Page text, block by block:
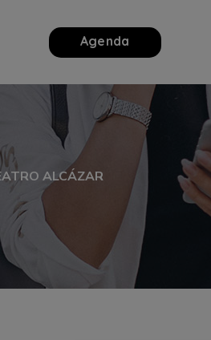
Agenda
ALCÁZAR